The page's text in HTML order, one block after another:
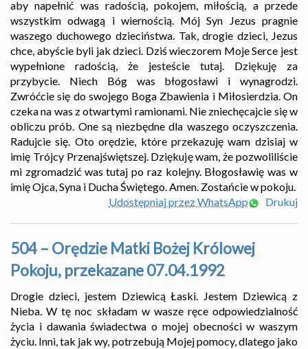
aby napełnić was radością, pokojem, miłością, a przede
wszystkim odwagą i wiernością. Mój Syn Jezus pragnie
waszego duchowego dzieciństwa. Tak, drogie dzieci, Jezus
chce, abyście byli jak dzieci. Dziś wieczorem Moje Serce jest
wypełnione radością, że jesteście tutaj. Dziękuję za
przybycie. Niech Bóg was błogosławi i wynagrodzi.
Zwróćcie się do swojego Boga Zbawienia i Miłosierdzia. On
czeka na was z otwartymi ramionami. Nie zniechęcajcie się w
obliczu prób. One są niezbędne dla waszego oczyszczenia.
Radujcie się. Oto orędzie, które przekazuję wam dzisiaj w
imię Trójcy Przenajświętszej. Dziękuję wam, że pozwoliliście
mi zgromadzić was tutaj po raz kolejny. Błogosławię was w
imię Ojca, Syna i Ducha Świętego. Amen. Zostańcie w pokoju.
Udostępniaj przez WhatsApp
Drukuj
504 – Orędzie Matki Bożej Królowej
Pokoju, przekazane 07.04.1992
Drogie dzieci, jestem Dziewicą Łaski. Jestem Dziewicą z
Nieba. W tę noc składam w wasze ręce odpowiedzialność
życia i dawania świadectwa o mojej obecności w waszym
życiu. Inni, tak jak wy, potrzebują Mojej pomocy, dlatego jako